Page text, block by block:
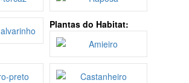
Plantas do Habitat: